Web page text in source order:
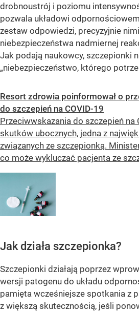
drobnoustrój i poziomu
pozwala układowi
zestaw odpowiedzi, precyzyjnie
niebezpieczeństwa nadmiernej
Jak podają naukowcy, szczepionki
„niebezpieczeństwo, którego
Resort zdrowia poinformował o
do szczepień na COVID-19
Przeciwwskazania do szczepień na
skutków ubocznych, jedna z
związanych ze szczepionką.
co może wykluczać pacjenta ze
Jak działa szczepionka?
Szczepionki działają poprzez
wersji patogenu do układu
pamięta wcześniejsze spotkania z
z większą skutecznością, jeśli